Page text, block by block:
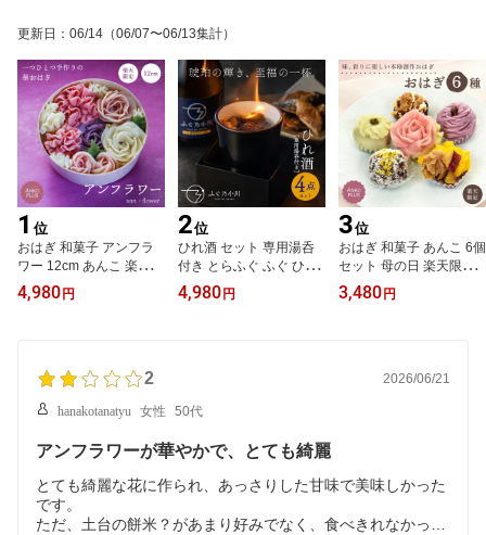
更新日 ： 06/14 （06/07〜06/13集計）
1 位
おはぎ 和菓子 アンフラ
ワー 12cm あんこ 楽天限
定 ケーキ もち 贈り物 手
土産 甘さ控えめ 御彼岸
風 ケーキ いちご 杏仁 紫
お中元 モッチダリンダ m
4,980 円
2位
ひれ酒 セット 専用湯呑
付き とらふぐ ふぐ ひれ
鰭 ヒレ 日本酒 敬老 敬老
の日 贈り物 ギフト 贈答
4,980 円
3位
おはぎ 和菓子 あんこ 6個
セット 母の日 楽天限定
餅 もち 贈り物 手土産 プ
レゼント ギフト お歳暮
門店 ストロベリー 芋 栗
3,480 円
2 2026/06/21
hanakotanatyu 女性 50代
アンフラワーが華やかで、とても綺麗
とても綺麗な花に作られ、あっさりした甘味で美味しかった
です。
ただ、土台の餅米？があまり好みでなく、食べきれなかった